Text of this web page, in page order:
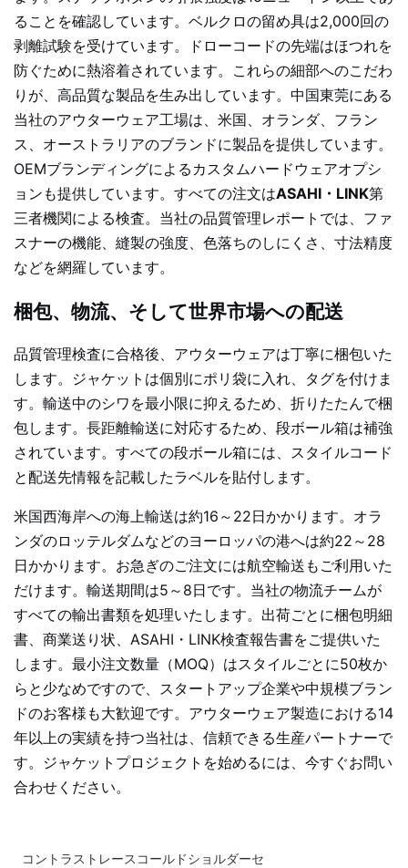
ることを確認しています。ベルクロの留め具は2,000回の
剥離試験を受けています。ドローコードの先端はほつれを
防ぐために熱溶着されています。これらの細部へのこだわ
りが、高品質な製品を生み出しています。中国東莞にある
当社のアウターウェア工場は、米国、オランダ、フラン
ス、オーストラリアのブランドに製品を提供しています。
OEMブランディングによるカスタムハードウェアオプシ
ョンも提供しています。すべての注文はASAHI・LINK第
三者機関による検査。当社の品質管理レポートでは、ファ
スナーの機能、縫製の強度、色落ちのしにくさ、寸法精度
などを網羅しています。
梱包、物流、そして世界市場への配送
品質管理検査に合格後、アウターウェアは丁寧に梱包いた
します。ジャケットは個別にポリ袋に入れ、タグを付けま
す。輸送中のシワを最小限に抑えるため、折りたたんで梱
包します。長距離輸送に対応するため、段ボール箱は補強
されています。すべての段ボール箱には、スタイルコード
と配送先情報を記載したラベルを貼付します。
米国西海岸への海上輸送は約16～22日かかります。オラ
ンダのロッテルダムなどのヨーロッパの港へは約22～28
日かかります。お急ぎのご注文には航空輸送もご利用いた
だけます。輸送期間は5～8日です。当社の物流チームが
すべての輸出書類を処理いたします。出荷ごとに梱包明細
書、商業送り状、ASAHI・LINK検査報告書をご提供いた
します。最小注文数量（MOQ）はスタイルごとに50枚か
らと少なめですので、スタートアップ企業や中規模ブラン
ドのお客様も大歓迎です。アウターウェア製造における14
年以上の実績を持つ当社は、信頼できる生産パートナーで
す。ジャケットプロジェクトを始めるには、今すぐお問い
合わせください。
コントラストレースコールドショルダーセ